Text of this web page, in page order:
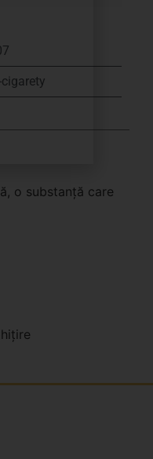
o substanță care